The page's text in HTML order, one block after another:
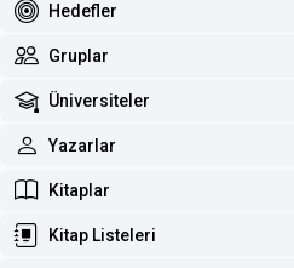
Hedefler
Gruplar
Üniversiteler
Yazarlar
Kitaplar
Kitap Listeleri